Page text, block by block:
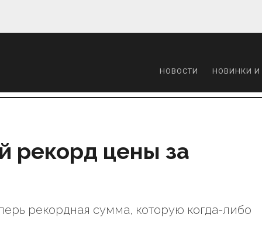
НОВОСТИ НОВИНКИ
рекорд цены за
рекордная сумма, которую когда-либо